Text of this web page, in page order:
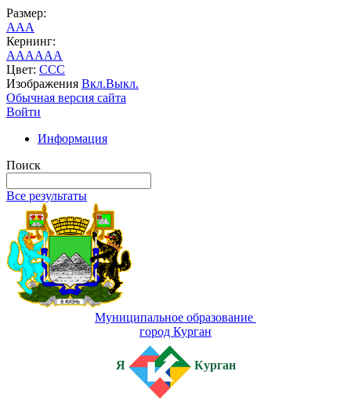
Размер:
AAA
Кернинг:
AAAAAA
Цвет: CCC
Изображения Вкл.Выкл.
Обычная версия сайта
Войти
Информация
Поиск
Все результаты
Муниципальное образование
город Курган
Я Курган